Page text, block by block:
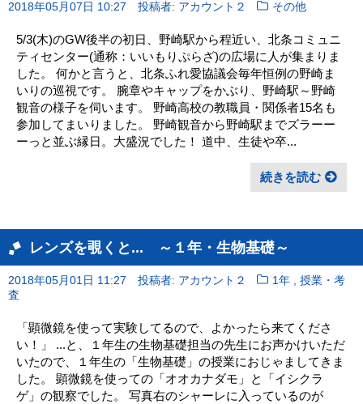
2018年05月07日 10:27 投稿者: アカウント２ その他
5/3(木)のGW後半の初日、野崎駅から程近い、北条コミュニ
ティセンター(通称：いいもりぷらざ)の広場に人が集まりま
した。 何かと言うと、北条ふれ愛協議会毎年恒例の野崎ま
いりの巡視です。 腕章やキャップをかぶり、野崎駅～野崎
観音の様子を伺います。 野崎高校の教職員・関係者15名も
参加してまいりました。 野崎観音から野崎駅までズラーー
ーっと並ぶ縁日。大盛況でした！ 道中、生徒や卒...
続きを読む
レンズを覗くと... ～１年・生物基礎～
2018年05月01日 11:27 投稿者: アカウント２ 1年 ,授業・考
査
「顕微鏡を使って実験してるので、よかったら来てくださ
い！」 ...と、１年生の生物基礎担当の先生にお声かけいただ
いたので、１年生の「生物基礎」の授業におじゃましてきま
した。 顕微鏡を使っての「オオカナダモ」と「イシクラ
ゲ」の観察でした。 写真右のシャーレに入っているのが